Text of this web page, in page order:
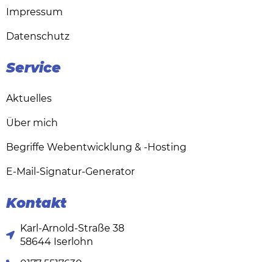
Impressum
Datenschutz
Service
Aktuelles
Über mich
Begriffe Webentwicklung & -Hosting
E-Mail-Signatur-Generator
Kontakt
Karl-Arnold-Straße 38
58644 Iserlohn